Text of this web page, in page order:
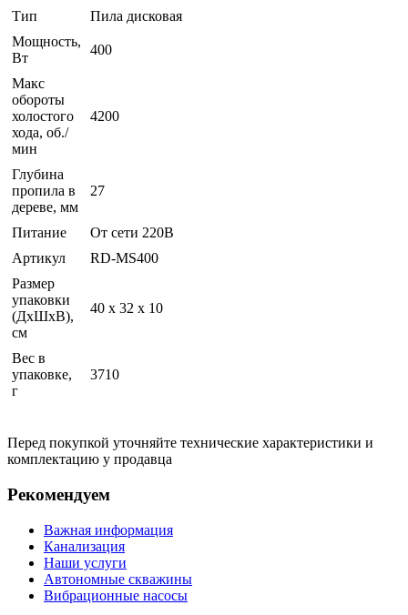
Тип
Пила дисковая
Мощность,
Вт
400
Макс
обороты
холостого
хода, об./
мин
4200
Глубина
пропила в
дереве, мм
27
Питание
От сети 220В
Артикул
RD-MS400
Размер
упаковки
(ДхШхВ),
см
40 x 32 x 10
Вес в
упаковке,
г
3710
Перед покупкой уточняйте технические характеристики и
комплектацию у продавца
Рекомендуем
Важная информация
Канализация
Наши услуги
Автономные скважины
Вибрационные насосы